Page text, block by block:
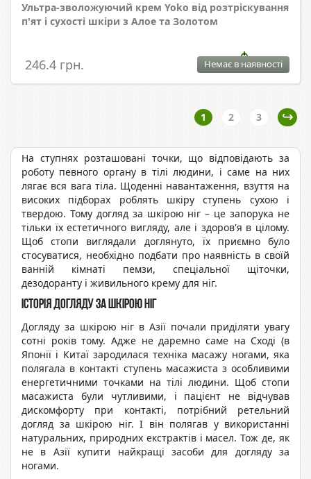
Ультра-зволожуючий крем Yoko від розтріскування
п'ят і сухості шкіри з Алое та Золотом
246.4 грн. Немає в наявності
1 2 3
На ступнях розташовані точки, що відповідають за
роботу певного органу в тілі людини, і саме на них
лягає вся вага тіла. Щоденні навантаження, взуття на
високих підборах роблять шкіру ступень сухою і
твердою. Тому догляд за шкірою ніг – це запорука не
тільки їх естетичного вигляду, але і здоров'я в цілому.
Щоб стопи виглядали доглянуто, їх приємно було
стосуватися, необхідно подбати про наявність в своїй
ванній кімнаті пемзи, спеціальної щіточки,
дезодоранту і живильного крему для ніг.
Історія догляду за шкірою ніг
Догляду за шкірою ніг в Азії почали приділяти увагу
сотні років тому. Адже не даремно саме на Сході (в
Японії і Китаї зародилася техніка масажу ногами, яка
полягала в контакті ступень масажиста з особливими
енергетичними точками на тілі людини. Щоб стопи
масажиста були чутливими, і пацієнт не відчував
дискомфорту при контакті, потрібний ретельний
догляд за шкірою ніг. І він полягав у використанні
натуральних, природних екстрактів і масел. Тож де, як
не в Азії купити найкращі засоби для догляду за
ногами.